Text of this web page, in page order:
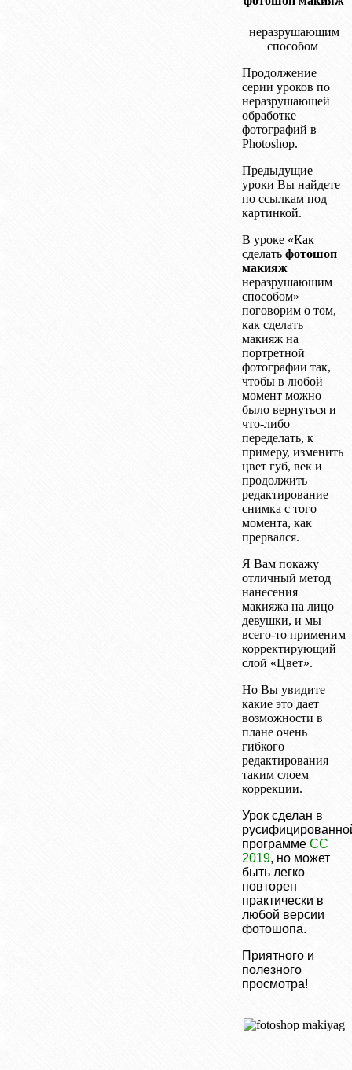
неразрушающим
способом
Продолжение
серии уроков по
неразрушающей
обработке
фотографий в
Photoshop.
Предыдущие
уроки Вы найдете
по ссылкам под
картинкой.
В уроке «Как
сделать фотошоп
макияж
неразрушающим
способом»
поговорим о том,
как сделать
макияж на
портретной
фотографии так,
чтобы в любой
момент можно
было вернуться и
что-либо
переделать, к
примеру, изменить
цвет губ, век и
продолжить
редактирование
снимка с того
момента, как
прервался.
Я Вам покажу
отличный метод
нанесения
макияжа на лицо
девушки, и мы
всего-то применим
корректирующий
слой «Цвет».
Но Вы увидите
какие это дает
возможности в
плане очень
гибкого
редактирования
таким слоем
коррекции.
Урок сделан в
программе СС
2019, но может
быть легко
повторен
практически в
любой версии
фотошопа.
Приятного и
полезного
просмотра!